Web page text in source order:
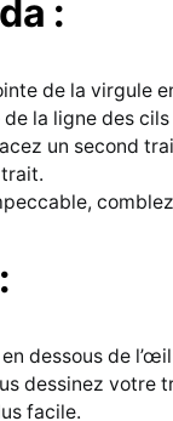
:
de la virgule
la ligne des
un second
dessous de
dessinez votre
facile.